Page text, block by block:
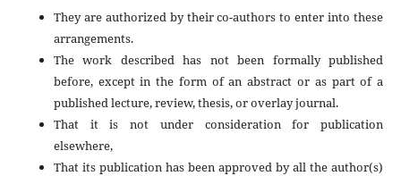
They are authorized by their co-authors to enter into these
arrangements.
The work described has not been formally published
before, except in the form of an abstract or as part of a
published lecture, review, thesis, or overlay journal.
That it is not under consideration for publication
elsewhere,
That its publication has been approved by all the author(s)